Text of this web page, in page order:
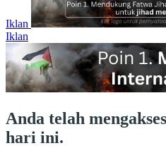
Iklan
Iklan
Anda telah
hari ini.